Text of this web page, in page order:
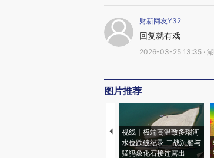
财新网友Y32
回复就有戏
2026-03-25 13:35 ·
图片推荐
视线｜极端高温致多瑙河
水位跌破纪录 二战沉船与
猛犸象化石接连露出